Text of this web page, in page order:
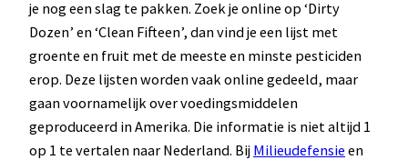
je nog een slag te pakken. Zoek je online op ‘Dirty
Dozen’ en ‘Clean Fifteen’, dan vind je een lijst met
groente en fruit met de meeste en minste pesticiden
erop. Deze lijsten worden vaak online gedeeld, maar
gaan voornamelijk over voedingsmiddelen
geproduceerd in Amerika. Die informatie is niet altijd 1
op 1 te vertalen naar Nederland. Bij Milieudefensie en